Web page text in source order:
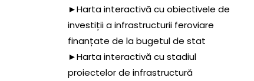
►Harta interactivă cu obiectivele de
investiții a infrastructurii feroviare
finanțate de la bugetul de stat
►Harta interactivă cu stadiul
proiectelor de infrastructură